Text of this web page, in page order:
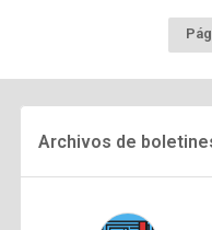
Archivos de